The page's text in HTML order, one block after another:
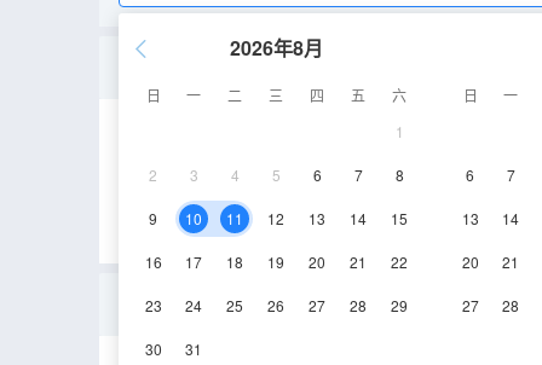
2026年8月
日 一 二 三 四 五
六
1
2 3 4 5 6 7 8
9 10 11 12 13 14 15
16 17 18 19 20 21 22
23 24 25 26 27 28 29
30 31
日 一
6 7
13 14
20 21
27 28
普通大床房